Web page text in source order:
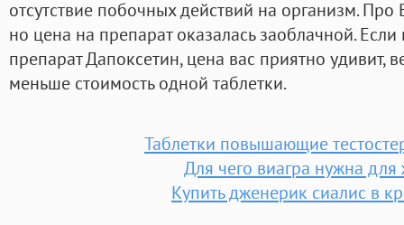
отсутствие побочных действий на организм.
но цена на препарат оказалась заоблачной.
препарат Дапоксетин, цена вас приятно удивит,
меньше стоимость одной таблетки.
Таблетки повышающие
Для чего виагра нужна
Купить дженерик сиалис в